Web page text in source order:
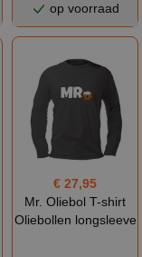
op voorraad
€ 27,95
Mr. Oliebol T-shirt
Oliebollen longsleeve